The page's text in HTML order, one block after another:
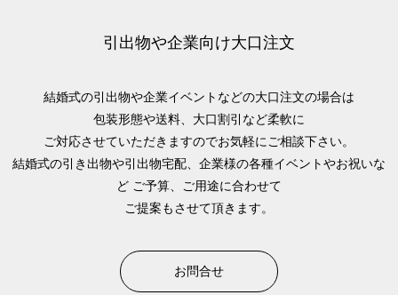
引出物や企業向け大口注文
結婚式の引出物や企業イベントなどの大口注文の場合は
包装形態や送料、大口割引など柔軟に
ご対応させていただきますのでお気軽にご相談下さい。
結婚式の引き出物や引出物宅配、企業様の各種イベントやお祝いな
ど ご予算、ご用途に合わせて
ご提案もさせて頂きます。
お問合せ